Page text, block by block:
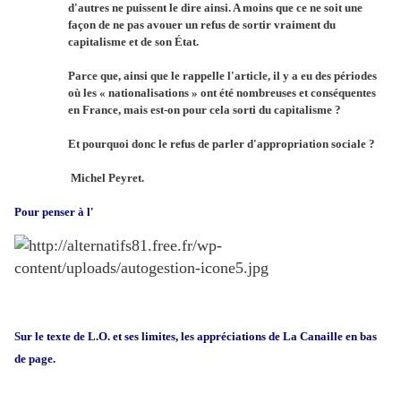
d'autres ne puissent le dire ainsi. A moins que ce ne soit une
façon de ne pas avouer un refus de sortir vraiment du
capitalisme et de son État.
Parce que, ainsi que le rappelle l'article, il y a eu des périodes
où les « nationalisations » ont été nombreuses et conséquentes
en France, mais est-on pour cela sorti du capitalisme ?
Et pourquoi donc le refus de parler d'appropriation sociale ?
Michel Peyret.
Pour penser à l'
Sur le texte de L.O. et ses limites, les appréciations de La Canaille en bas
de page.